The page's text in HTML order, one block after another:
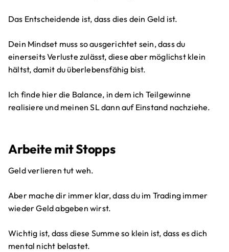
Das Entscheidende ist, dass dies dein Geld ist.
Dein Mindset muss so ausgerichtet sein, dass du
einerseits Verluste zulässt, diese aber möglichst klein
hältst, damit du überlebensfähig bist.
Ich finde hier die Balance, in dem ich Teilgewinne
realisiere und meinen SL dann auf Einstand nachziehe.
Arbeite mit Stopps
Geld verlieren tut weh.
Aber mache dir immer klar, dass du im Trading immer
wieder Geld abgeben wirst.
Wichtig ist, dass diese Summe so klein ist, dass es dich
mental nicht belastet.